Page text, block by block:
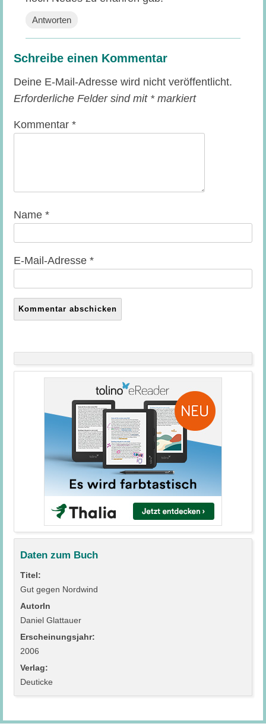
Antworten
Schreibe einen Kommentar
Deine E-Mail-Adresse wird nicht veröffentlicht.
Erforderliche Felder sind mit *markiert
Kommentar *
Name *
E-Mail-Adresse *
Daten zum Buch
Titel:
Gut gegen Nordwind
AutorIn
Daniel Glattauer
Erscheinungsjahr:
2006
Verlag:
Deuticke